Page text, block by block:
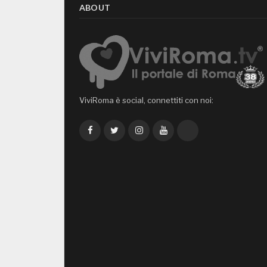
ABOUT
ViviRoma è social, connettiti con noi:
FacebookTwitterInstagramYouTube